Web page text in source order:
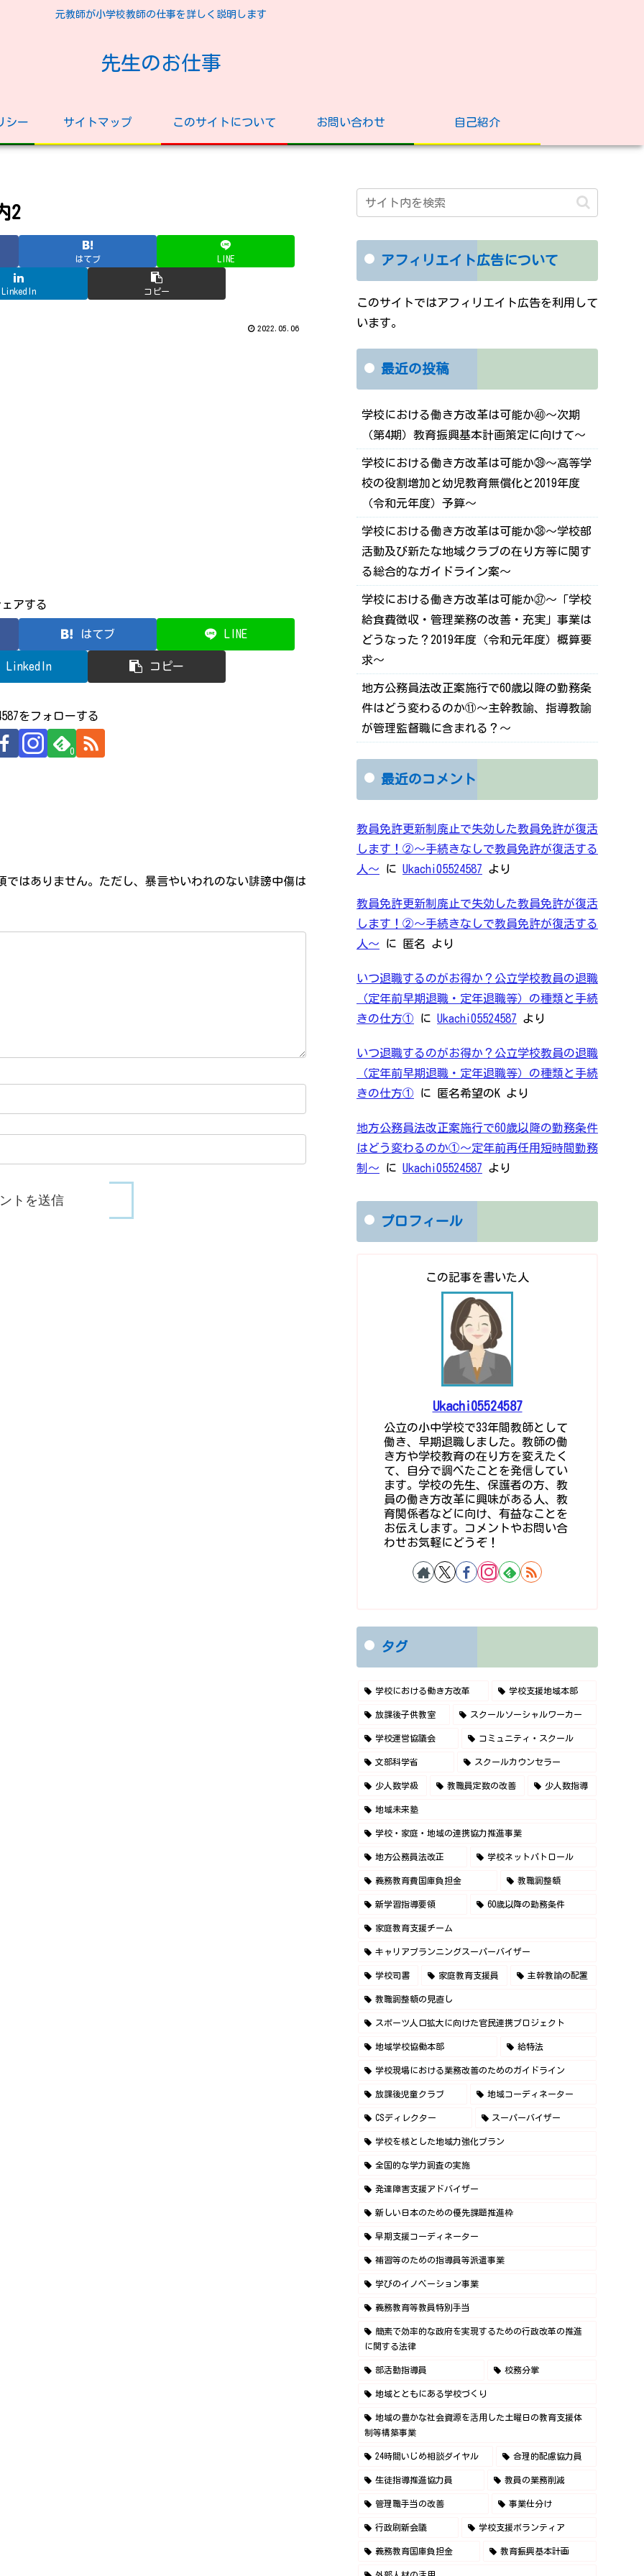
元教師が小学校教師の仕事を詳しく説明します
先生のお仕事
シー サイトマップ このサイトについて お問い合わせ 自己紹介
2
はてブ LINE
LinkedIn コピー
2022.05.06
ェアする
はてブ LINE
LinkedIn コピー
をフォローする
0
ではありません。ただし、暴言やいわれのない誹謗中傷は
アフィリエイト広告について
このサイトではアフィリエイト広告を利用して
います。
最近の投稿
学校における働き方改革は可能か㊵～次期
（第4期）教育振興基本計画策定に向けて～
学校における働き方改革は可能か㊴～高等学
校の役割増加と幼児教育無償化と2019年度
（令和元年度）予算～
学校における働き方改革は可能か㊳～学校部
活動及び新たな地域クラブの在り方等に関す
る総合的なガイドライン案～
学校における働き方改革は可能か㊲～「学校
給食費徴収・管理業務の改善・充実」事業は
どうなった？2019年度（令和元年度）概算要
求～
地方公務員法改正案施行で60歳以降の勤務条
件はどう変わるのか⑪～主幹教諭、指導教諭
が管理監督職に含まれる？～
最近のコメント
教員免許更新制廃止で失効した教員免許が復活
します！②～手続きなしで教員免許が復活する
人～ に Ukachi05524587 より
教員免許更新制廃止で失効した教員免許が復活
します！②～手続きなしで教員免許が復活する
人～ に 匿名 より
いつ退職するのがお得か？公立学校教員の退職
（定年前早期退職・定年退職等）の種類と手続
きの仕方① に Ukachi05524587 より
いつ退職するのがお得か？公立学校教員の退職
（定年前早期退職・定年退職等）の種類と手続
きの仕方① に 匿名希望のK より
地方公務員法改正案施行で60歳以降の勤務条件
はどう変わるのか①～定年前再任用短時間勤務
制～ に Ukachi05524587 より
プロフィール
この記事を書いた人
Ukachi05524587
公立の小中学校で33年間教師として
働き、早期退職しました。教師の働
き方や学校教育の在り方を変えたく
て、自分で調べたことを発信してい
ます。学校の先生、保護者の方、教
員の働き方改革に興味がある人、教
育関係者などに向け、有益なことを
お伝えします。コメントやお問い合
わせお気軽にどうぞ！
タグ
学校における働き方改革 学校支援地域本部
放課後子供教室 スクールソーシャルワーカー
学校運営協議会 コミュニティ・スクール
文部科学省 スクールカウンセラー
少人数学級 教職員定数の改善 少人数指導
地域未来塾
学校・家庭・地域の連携協力推進事業
地方公務員法改正 学校ネットパトロール
義務教育費国庫負担金 教職調整額
新学習指導要領 60歳以降の勤務条件
家庭教育支援チーム
キャリアプランニングスーパーバイザー
学校司書 家庭教育支援員 主幹教諭の配置
教職調整額の見直し
スポーツ人口拡大に向けた官民連携プロジェクト
地域学校協働本部 給特法
学校現場における業務改善のためのガイドライン
放課後児童クラブ 地域コーディネーター
CSディレクター スーパーバイザー
学校を核とした地域力強化プラン
全国的な学力調査の実施
発達障害支援アドバイザー
新しい日本のための優先課題推進枠
早期支援コーディネーター
補習等のための指導員等派遣事業
学びのイノベーション事業
義務教育等教員特別手当
簡素で効率的な政府を実現するための行政改革の推進
に関する法律
部活動指導員 校務分掌
地域とともにある学校づくり
地域の豊かな社会資源を活用した土曜日の教育支援体
制等構築事業
24時間いじめ相談ダイヤル 合理的配慮協力員
生徒指導推進協力員 教員の業務削減
管理職手当の改善 事業仕分け
行政刷新会議 学校支援ボランティア
義務教育国庫負担金 教育振興基本計画
外部人材の活用